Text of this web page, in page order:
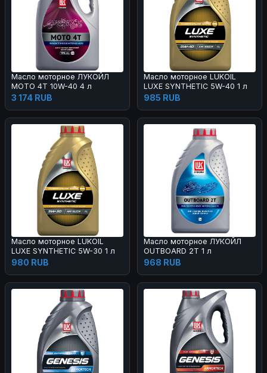
Масло моторное ЛУКОЙЛ
МОТО 4Т 10W-40 4 л
3 174 RUB
Масло моторное LUKOIL
LUXE SYNTHETIC 5W-40 1 л
985 RUB
Масло моторное LUKOIL
LUXE SYNTHETIC 5W-30 1 л
980 RUB
Масло моторное ЛУКОЙЛ
OUTBOARD 2Т 1 л
968 RUB